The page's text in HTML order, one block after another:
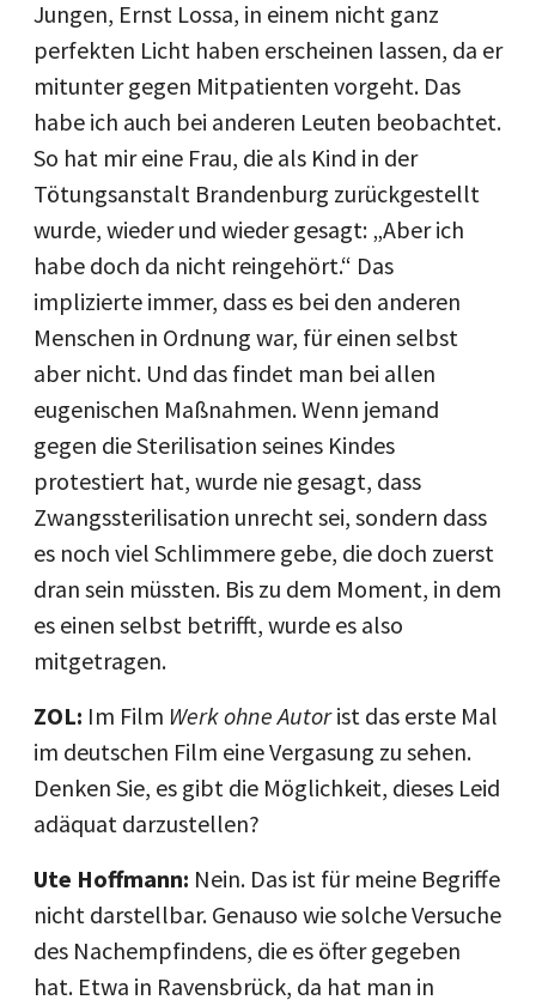
Jungen, Ernst Lossa, in einem nicht ganz
perfekten Licht haben erscheinen lassen, da er
mitunter gegen Mitpatienten vorgeht. Das
habe ich auch bei anderen Leuten beobachtet.
So hat mir eine Frau, die als Kind in der
Tötungsanstalt Brandenburg zurückgestellt
wurde, wieder und wieder gesagt: „Aber ich
habe doch da nicht reingehört.“ Das
implizierte immer, dass es bei den anderen
Menschen in Ordnung war, für einen selbst
aber nicht. Und das findet man bei allen
eugenischen Maßnahmen. Wenn jemand
gegen die Sterilisation seines Kindes
protestiert hat, wurde nie gesagt, dass
Zwangssterilisation unrecht sei, sondern dass
es noch viel Schlimmere gebe, die doch zuerst
dran sein müssten. Bis zu dem Moment, in dem
es einen selbst betrifft, wurde es also
mitgetragen.
ZOL: Im Film Werk ohne Autorist das erste Mal
im deutschen Film eine Vergasung zu sehen.
Denken Sie, es gibt die Möglichkeit, dieses Leid
adäquat darzustellen?
Ute Hoffmann: Nein. Das ist für meine Begriffe
nicht darstellbar. Genauso wie solche Versuche
des Nachempfindens, die es öfter gegeben
hat. Etwa in Ravensbrück, da hat man in